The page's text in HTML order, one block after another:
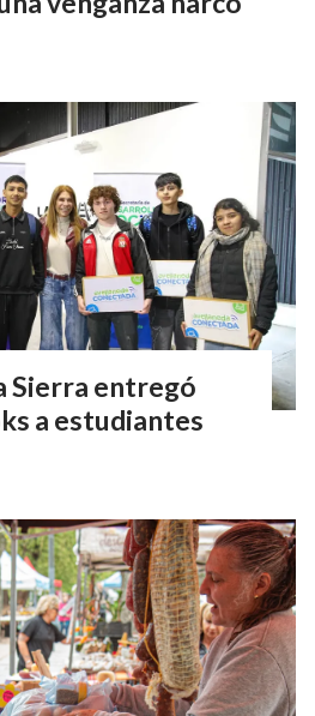
Sierra entregó
a estudiantes